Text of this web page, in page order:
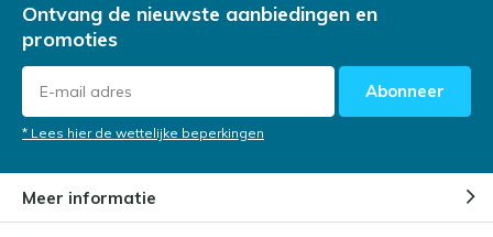
Ontvang de nieuwste aanbiedingen en
promoties
Abonneer
* Lees hier de wettelijke beperkingen
Meer informatie